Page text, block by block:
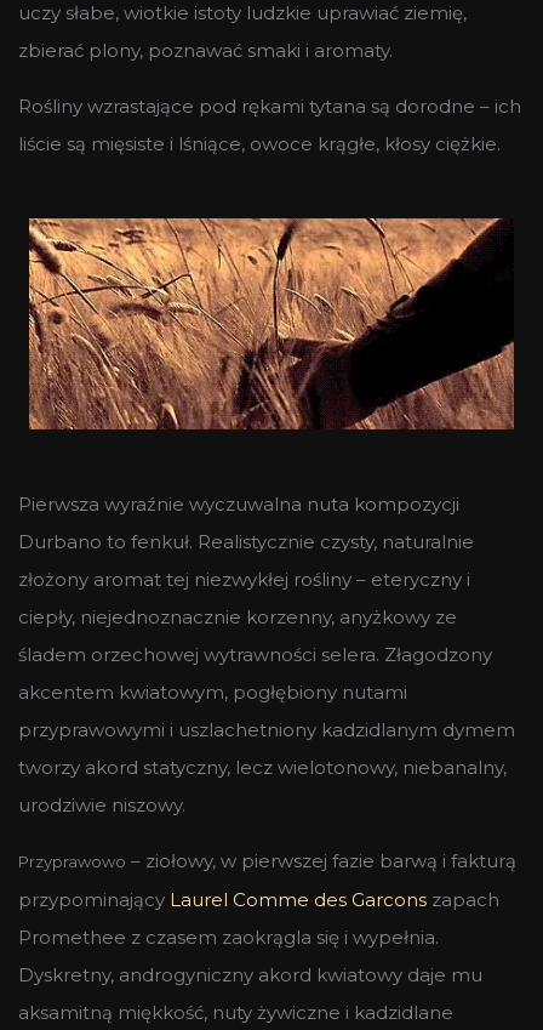
uczy słabe, wiotkie istoty ludzkie uprawiać ziemię,
zbierać plony, poznawać smaki i aromaty.
Rośliny wzrastające pod rękami tytana są dorodne – ich
liście są mięsiste i lśniące, owoce krągłe, kłosy ciężkie.
Pierwsza wyraźnie wyczuwalna nuta kompozycji
Durbano to fenkuł. Realistycznie czysty, naturalnie
złożony aromat tej niezwykłej rośliny – eteryczny i
ciepły, niejednoznacznie korzenny, anyżkowy ze
śladem orzechowej wytrawności selera. Złagodzony
akcentem kwiatowym, pogłębiony nutami
przyprawowymi i uszlachetniony kadzidlanym dymem
tworzy akord statyczny, lecz wielotonowy, niebanalny,
urodziwie niszowy.
Przyprawowo – ziołowy, w pierwszej fazie barwą i fakturą
przypominający Laurel Comme des Garcons zapach
Promethee z czasem zaokrągla się i wypełnia.
Dyskretny, androgyniczny akord kwiatowy daje mu
aksamitną miękkość, nuty żywiczne i kadzidlane